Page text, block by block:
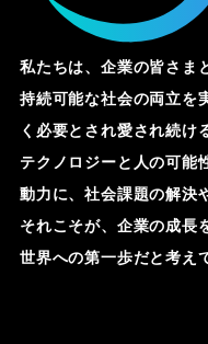
私たちは、企業の皆さま
持続可能な社会の両立を
く必要とされ愛され続け
テクノロジーと人の可能
動力に、社会課題の解決
それこそが、企業の成長
世界への第一歩だと考え